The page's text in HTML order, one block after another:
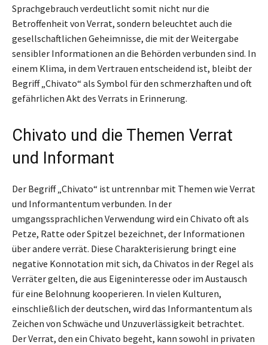
Sprachgebrauch verdeutlicht somit nicht nur die
Betroffenheit von Verrat, sondern beleuchtet auch die
gesellschaftlichen Geheimnisse, die mit der Weitergabe
sensibler Informationen an die Behörden verbunden sind. In
einem Klima, in dem Vertrauen entscheidend ist, bleibt der
Begriff „Chivato“ als Symbol für den schmerzhaften und oft
gefährlichen Akt des Verrats in Erinnerung.
Chivato und die Themen Verrat
und Informant
Der Begriff „Chivato“ ist untrennbar mit Themen wie Verrat
und Informantentum verbunden. In der
umgangssprachlichen Verwendung wird ein Chivato oft als
Petze, Ratte oder Spitzel bezeichnet, der Informationen
über andere verrät. Diese Charakterisierung bringt eine
negative Konnotation mit sich, da Chivatos in der Regel als
Verräter gelten, die aus Eigeninteresse oder im Austausch
für eine Belohnung kooperieren. In vielen Kulturen,
einschließlich der deutschen, wird das Informantentum als
Zeichen von Schwäche und Unzuverlässigkeit betrachtet.
Der Verrat, den ein Chivato begeht, kann sowohl in privaten